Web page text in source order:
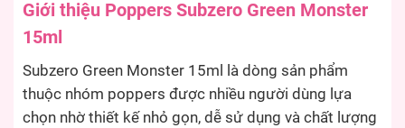
Giới thiệu Poppers Subzero Green Monster
15ml
Subzero Green Monster 15ml là dòng sản phẩm
thuộc nhóm poppers được nhiều người dùng lựa
chọn nhờ thiết kế nhỏ gọn, dễ sử dụng và chất lượng